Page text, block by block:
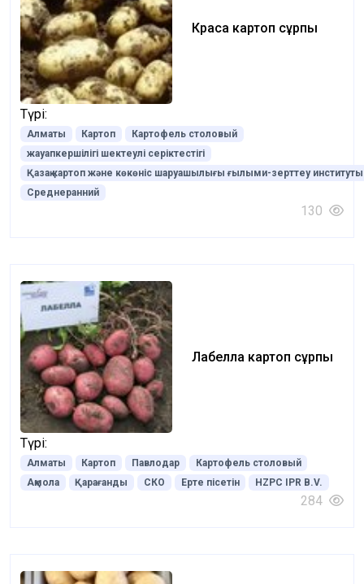
Краса картоп сұрпы
Түрі:
Алматы Картоп
Картофель столовый
жауапкершілігі шектеулі серіктестігі
Қазақ картоп және көкөніс шаруашылығы ғылыми-зерттеу институты
Среднеранний
130
Лабелла картоп сұрпы
Түрі:
Алматы Картоп Павлодар
Картофель столовый
Ақмола
Қарағанды СКО Ерте пісетін HZPC IPR B.V.
284